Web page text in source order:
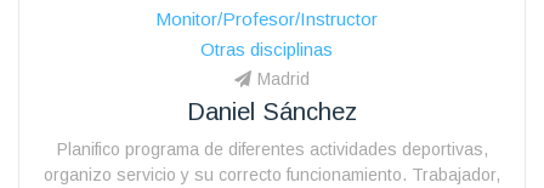
Monitor/Profesor/Instructor
Otras disciplinas
Madrid
Daniel Sánchez
Planifico programa de diferentes actividades deportivas,
organizo servicio y su correcto funcionamiento. Trabajador,